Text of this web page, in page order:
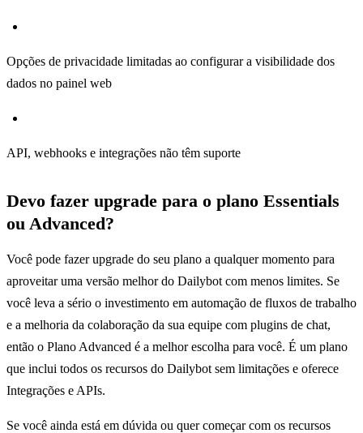
Opções de privacidade limitadas ao configurar a visibilidade dos
dados no painel web
API, webhooks e integrações não têm suporte
Devo fazer upgrade para o plano Essentials
ou Advanced?
Você pode fazer upgrade do seu plano a qualquer momento para
aproveitar uma versão melhor do Dailybot com menos limites. Se
você leva a sério o investimento em automação de fluxos de trabalho
e a melhoria da colaboração da sua equipe com plugins de chat,
então o Plano Advanced é a melhor escolha para você. É um plano
que inclui todos os recursos do Dailybot sem limitações e oferece
Integrações e APIs.
Se você ainda está em dúvida ou quer começar com os recursos